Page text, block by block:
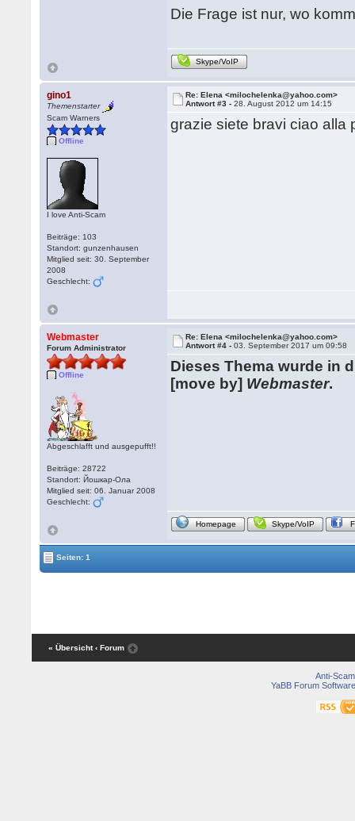
Die Frage ist nur, wo
Skype/VoIP
gino1
Themenstarter
Scam Warners
Offline
I love Anti-Scam
Beiträge: 103
Standort: gunzenhausen
Mitglied seit: 30. September
2008
Geschlecht:
Re: Elena <milochelenka@yahoo.com>
Antwort #3 -28. August 2012 um 14:15
grazie siete bravi ciao alla
Webmaster
Forum Administrator
Offline
Abgeschlafft und ausgepufft!!
Beiträge: 28722
Standort: Йошкар-Ола
Mitglied seit: 06. Januar 2008
Geschlecht:
Re: Elena <milochelenka@yahoo.com>
Antwort #4 -03. September 2017 um 09:58
Dieses Thema wurde in
[move by] Webmaster.
Homepage Skype/VoIP
Seiten: 1
« Übersicht ‹ Forum
Anti-Scam
YaBB Forum Software